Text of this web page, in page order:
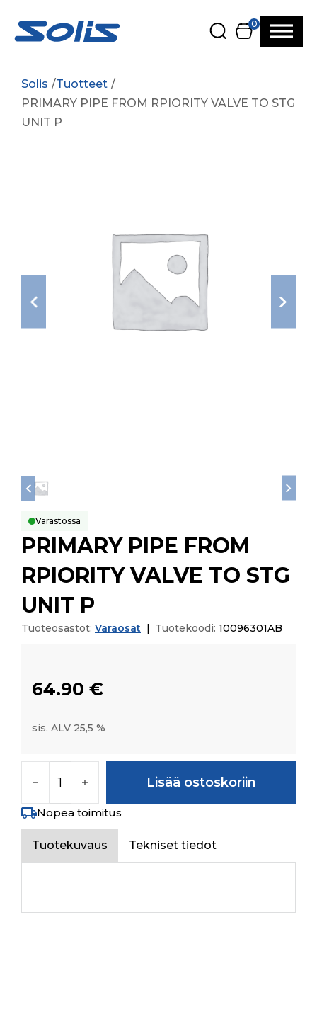
0
Solis
Tuotteet
PRIMARY PIPE FROM RPIORITY VALVE TO STG
UNIT P
Varastossa
PRIMARY PIPE FROM
RPIORITY VALVE TO STG
UNIT P
Tuoteosastot: Varaosat Tuotekoodi: 10096301AB
64.90 €
sis. ALV 25,5 %
Lisää ostoskoriin
Nopea toimitus
Tuotekuvaus Tekniset tiedot